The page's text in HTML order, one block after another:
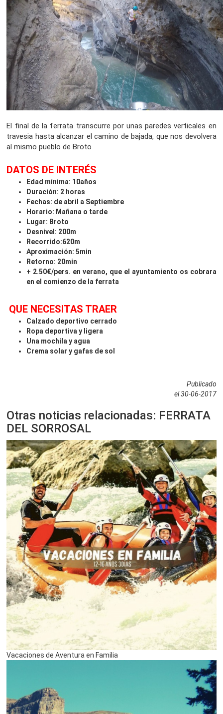
El final de la ferrata transcurre por unas paredes verticales en
travesia hasta alcanzar el camino de bajada, que nos devolvera
al mismo pueblo de Broto
DATOS DE INTERÉS
Edad mínima: 10años
Duración: 2 horas
Fechas: de abril a Septiembre
Horario: Mañana o tarde
Lugar: Broto
Desnivel: 200m
Recorrido:620m
Aproximación: 5min
Retorno: 20min
+ 2.50€/pers. en verano, que el ayuntamiento os cobrara
en el comienzo de la ferrata
QUE NECESITAS TRAER
Calzado deportivo cerrado
Ropa deportiva y ligera
Una mochila y agua
Crema solar y gafas de sol
Publicado
el 30-06-2017
Otras noticias relacionadas: FERRATA
DEL SORROSAL
Vacaciones de Aventura en Familia